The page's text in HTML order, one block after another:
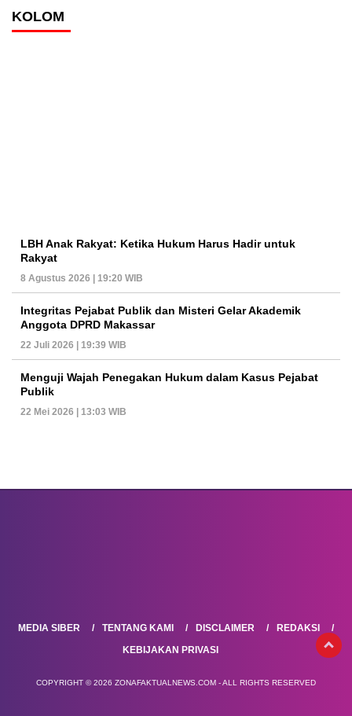
KOLOM
LBH Anak Rakyat: Ketika Hukum Harus Hadir untuk
Rakyat
8 Agustus 2026 | 19:20 WIB
Integritas Pejabat Publik dan Misteri Gelar Akademik
Anggota DPRD Makassar
22 Juli 2026 | 19:39 WIB
Menguji Wajah Penegakan Hukum dalam Kasus Pejabat
Publik
22 Mei 2026 | 13:03 WIB
MEDIA SIBER TENTANG KAMI DISCLAIMER
REDAKSI
KEBIJAKAN PRIVASI
COPYRIGHT © 2026 ZONAFAKTUALNEWS.COM - ALL RIGHTS RESERVED